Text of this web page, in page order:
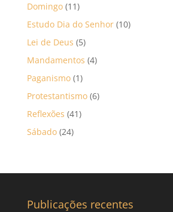
Domingo(11)
Estudo Dia do Senhor(10)
Lei de Deus (5)
Mandamentos (4)
Paganismo(1)
Protestantismo(6)
Reflexões (41)
Sábado(24)
Publicações recentes